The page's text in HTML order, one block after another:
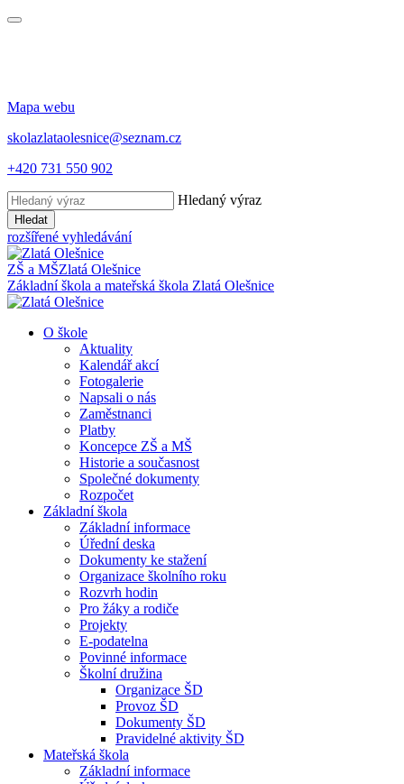
Mapa webu
skolazlataolesnice@seznam.cz
+420 731 550 902
Hledaný výraz
Hledat
rozšířené vyhledávání
ZŠ a MŠZlatá Olešnice
Základní škola a mateřská škola Zlatá Olešnice
O škole
Aktuality
Kalendář akcí
Fotogalerie
Napsali o nás
Zaměstnanci
Platby
Koncepce ZŠ a MŠ
Historie a současnost
Společné dokumenty
Rozpočet
Základní škola
Základní informace
Úřední deska
Dokumenty ke stažení
Organizace školního roku
Rozvrh hodin
Pro žáky a rodiče
Projekty
E-podatelna
Povinné informace
Školní družina
Organizace ŠD
Provoz ŠD
Dokumenty ŠD
Pravidelné aktivity ŠD
Mateřská škola
Základní informace